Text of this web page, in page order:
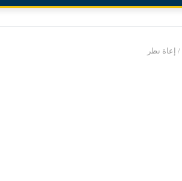
/ إعاة نظر